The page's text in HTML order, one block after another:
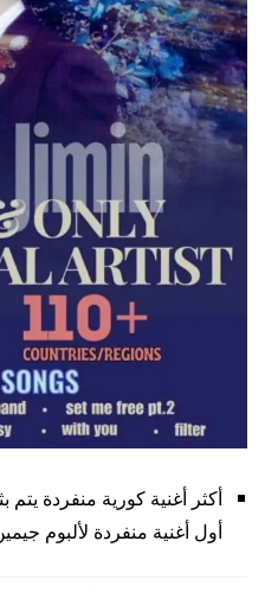
أكثر أغنية كورية منفردة
أول أغنية منفردة لألبوم